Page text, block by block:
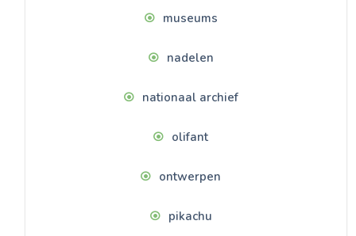
museums
nadelen
nationaal archief
olifant
ontwerpen
pikachu